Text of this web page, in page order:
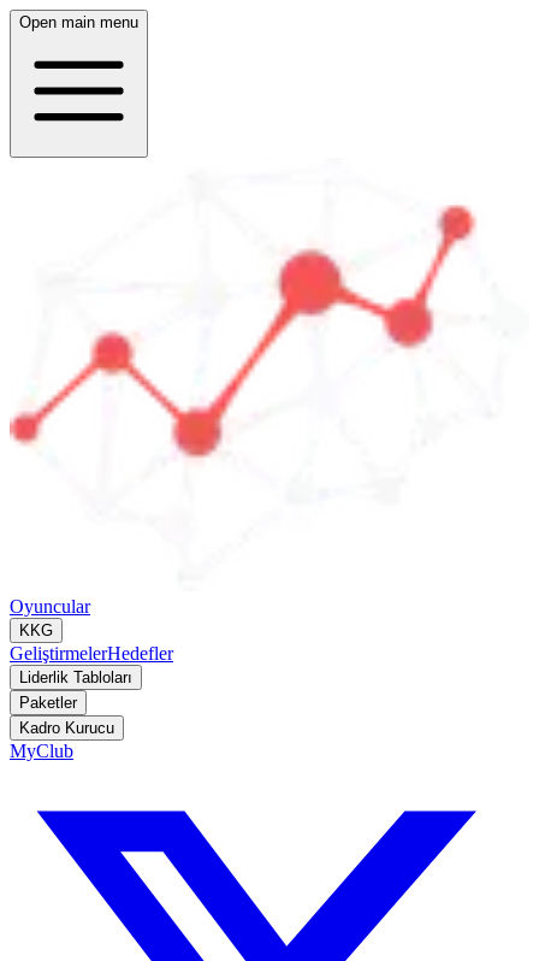
Open main menu
Oyuncular
KKG
GeliştirmelerHedefler
Liderlik Tabloları
Paketler
Kadro Kurucu
MyClub